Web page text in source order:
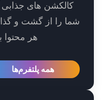
های جذابی آماده و
را از گشت و گذار برای
هر محتوا بی نیاز
همه پلتفرم‌ها